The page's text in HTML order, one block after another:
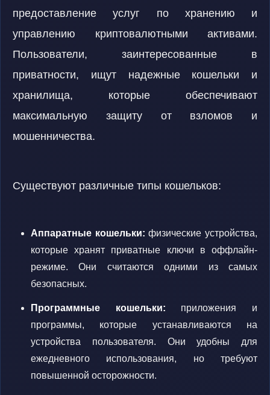
предоставление услуг по хранению и
управлению криптовалютными активами.
Пользователи, заинтересованные в
приватности, ищут надежные кошельки и
хранилища, которые обеспечивают
максимальную защиту от взломов и
мошенничества.
Существуют различные типы кошельков:
Аппаратные кошельки: физические устройства,
которые хранят приватные ключи в оффлайн-
режиме. Они считаются одними из самых
безопасных.
Программные кошельки: приложения и
программы, которые устанавливаются на
устройства пользователя. Они удобны для
ежедневного использования, но требуют
повышенной осторожности.